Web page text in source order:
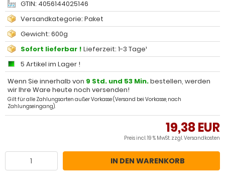
GTIN: 4056144025146
Versandkategorie: Paket
Gewicht: 600g
Sofort lieferbar ! Lieferzeit: 1-3 Tage¹
5 Artikel im Lager !
Wenn Sie innerhalb von 9 Std. und 53 Min.bestellen, werden
wir Ihre Ware heute noch versenden!
Gilt für alle Zahlungsarten außer Vorkasse (Versand bei Vorkasse, nach
Zahlungseingang).
19,38 EUR
Preis incl. 19 % MwSt. zzgl.Versandkosten
IN DEN WARENKORB